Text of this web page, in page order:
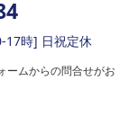
17時] 日祝定休
ームからの問合せがお